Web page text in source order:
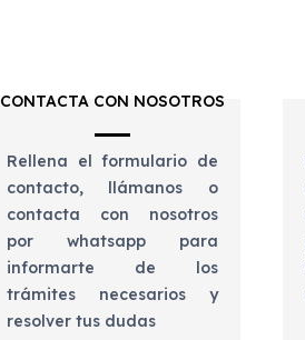
CONTACTA CON NOSOTROS
Rellena el formulario de
contacto, llámanos o
contacta con nosotros
por whatsapp para
informarte de los
trámites necesarios y
resolver tus dudas